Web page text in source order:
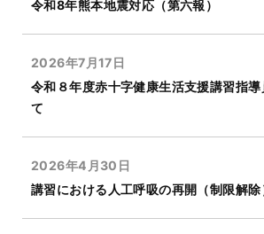
令和8年熊本地震対応（第六報）
2026年7月17日
令和８年度赤十字健康生活支援講習指
て
2026年4月30日
講習における人工呼吸の再開（制限解除